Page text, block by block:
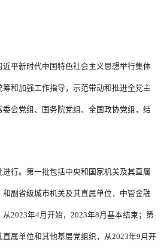
近平新时代中国特色社会主义思想举行集体
和加强工作指导，示范带动和推进全党主
会党组、国务院党组、全国政协党组，结
行。第一批包括中央和国家机关及其直属
副省级城市机关及其直属单位，中管金融
2023年4月开始，2023年8月基本结束；第
属单位和其他基层党组织，从2023年9月开